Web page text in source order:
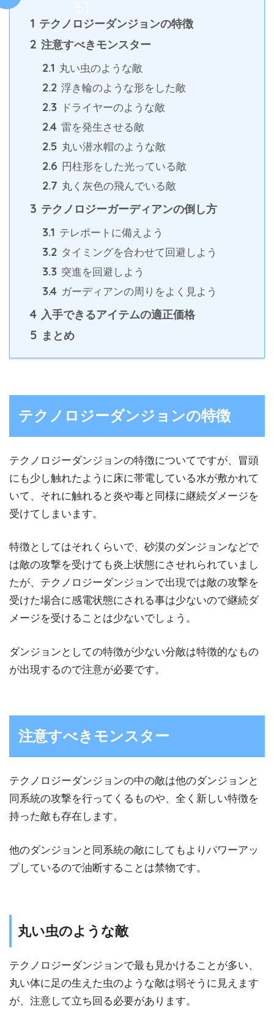
1 テクノロジーダンジョンの特徴
2 注意すべきモンスター
2.1 丸い虫のような敵
2.2 浮き輪のような形をした敵
2.3 ドライヤーのような敵
2.4 雷を発生させる敵
2.5 丸い潜水帽のような敵
2.6 円柱形をした光っている敵
2.7 丸く灰色の飛んでいる敵
3 テクノロジーガーディアンの倒し方
3.1 テレポートに備えよう
3.2 タイミングを合わせて回避しよう
3.3 突進を回避しよう
3.4 ガーディアンの周りをよく見よう
4 入手できるアイテムの適正価格
5 まとめ
テクノロジーダンジョンの特徴
テクノロジーダンジョンの特徴についてですが、冒頭
にも少し触れたように床に帯電している水が敷かれて
いて、それに触れると炎や毒と同様に継続ダメージを
受けてしまいます。
特徴としてはそれくらいで、砂漠のダンジョンなどで
は敵の攻撃を受けても炎上状態にさせれられていまし
たが、テクノロジーダンジョンで出現では敵の攻撃を
受けた場合に感電状態にされる事は少ないので継続ダ
メージを受けることは少ないでしょう。
ダンジョンとしての特徴が少ない分敵は特徴的なもの
が出現するので注意が必要です。
注意すべきモンスター
テクノロジーダンジョンの中の敵は他のダンジョンと
同系統の攻撃を行ってくるものや、全く新しい特徴を
持った敵も存在します。
他のダンジョンと同系統の敵にしてもよりパワーアッ
プしているので油断することは禁物です。
丸い虫のような敵
テクノロジーダンジョンで最も見かけることが多い、
丸い体に足の生えた虫のような敵は弱そうに見えます
が、注意して立ち回る必要があります。